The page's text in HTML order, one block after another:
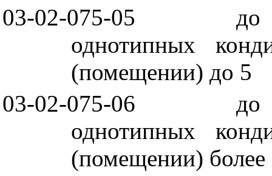
03-02-075-05
однотипных
(помещении) до 5
03-02-075-06
однотипных
(помещении) более